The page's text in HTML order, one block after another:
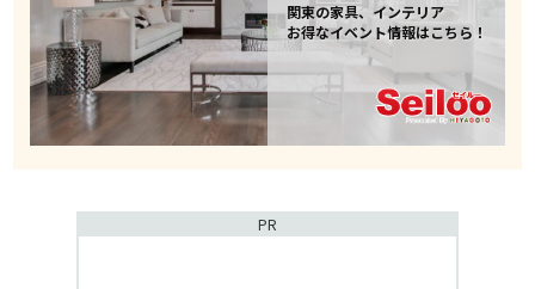
関東の家具、インテリア
お得なイベント情報はこちら！
PR